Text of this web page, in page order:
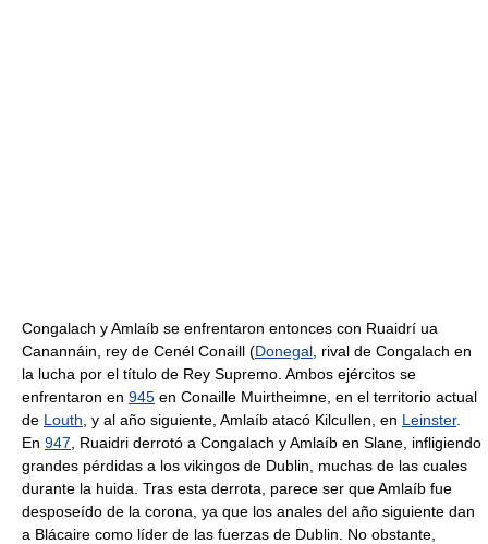
Congalach y Amlaíb se enfrentaron entonces con Ruaidrí ua
Canannáin, rey de Cenél Conaill (Donegal , rival de Congalach en
la lucha por el título de Rey Supremo. Ambos ejércitos se
enfrentaron en 945 en Conaille Muirtheimne, en el territorio actual
de Louth , y al año siguiente, Amlaíb atacó Kilcullen, en Leinster.
En 947 , Ruaidri derrotó a Congalach y Amlaíb en Slane, infligiendo
grandes pérdidas a los vikingos de Dublin, muchas de las cuales
durante la huida. Tras esta derrota, parece ser que Amlaíb fue
desposeído de la corona, ya que los anales del año siguiente dan
a Blácaire como líder de las fuerzas de Dublin. No obstante,